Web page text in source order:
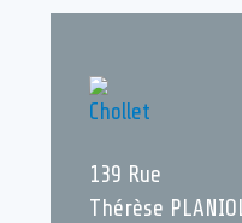
139 Rue
Thérèse